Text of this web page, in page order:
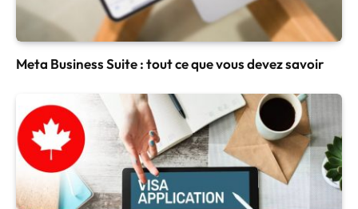
Meta Business Suite : tout ce que vous devez savoir